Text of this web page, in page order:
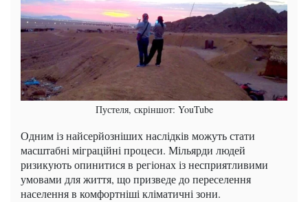
Пустеля, скріншот: YouTube
Одним із найсерйозніших наслідків можуть стати
масштабні міграційні процеси. Мільярди людей
ризикують опинитися в регіонах із несприятливими
умовами для життя, що призведе до переселення
населення в комфортніші кліматичні зони.